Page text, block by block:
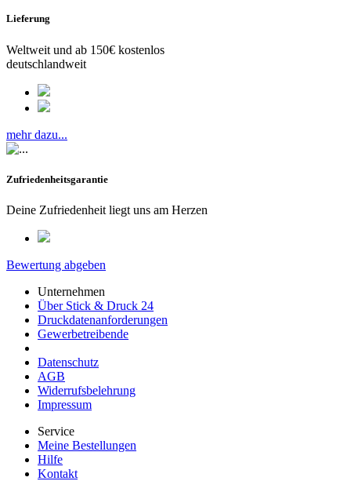
Lieferung
Weltweit und ab 150€ kostenlos
deutschlandweit
mehr dazu...
Zufriedenheitsgarantie
Deine Zufriedenheit liegt uns am Herzen
Bewertung abgeben
Unternehmen
Über Stick & Druck 24
Druckdatenanforderungen
Gewerbetreibende
Datenschutz
AGB
Widerrufsbelehrung
Impressum
Service
Meine Bestellungen
Hilfe
Kontakt